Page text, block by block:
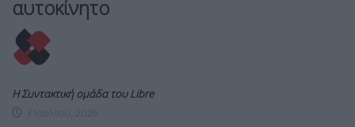
αυτοκίνητο
Η Συντακτική ομάδα του Libre